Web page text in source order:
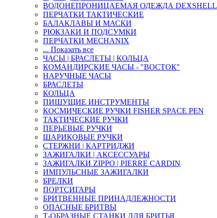
ВОДОНЕПРОНИЦАЕМАЯ ОДЕЖДА DEXSHELL
ПЕРЧАТКИ ТАКТИЧЕСКИЕ
БАЛАКЛАВЫ И МАСКИ
РЮКЗАКИ И ПОДСУМКИ
ПЕРЧАТКИ MECHANIX
... Показать все
ЧАСЫ | БРАСЛЕТЫ | КОЛЬЦА
КОМАНДИРСКИЕ ЧАСЫ - "ВОСТОК"
НАРУЧНЫЕ ЧАСЫ
БРАСЛЕТЫ
КОЛЬЦА
ПИШУЩИЕ ИНСТРУМЕНТЫ
КОСМИЧЕСКИЕ РУЧКИ FISHER SPACE PEN
ТАКТИЧЕСКИЕ РУЧКИ
ПЕРЬЕВЫЕ РУЧКИ
ШАРИКОВЫЕ РУЧКИ
СТЕРЖНИ | КАРТРИДЖИ
ЗАЖИГАЛКИ | АКСЕССУАРЫ
ЗАЖИГАЛКИ ZIPPO | PIERRE CARDIN
ИМПУЛЬСНЫЕ ЗАЖИГАЛКИ
БРЕЛКИ
ПОРТСИГАРЫ
БРИТВЕННЫЕ ПРИНАДЛЕЖНОСТИ
ОПАСНЫЕ БРИТВЫ
Т-ОБРАЗНЫЕ СТАНКИ ДЛЯ БРИТЬЯ